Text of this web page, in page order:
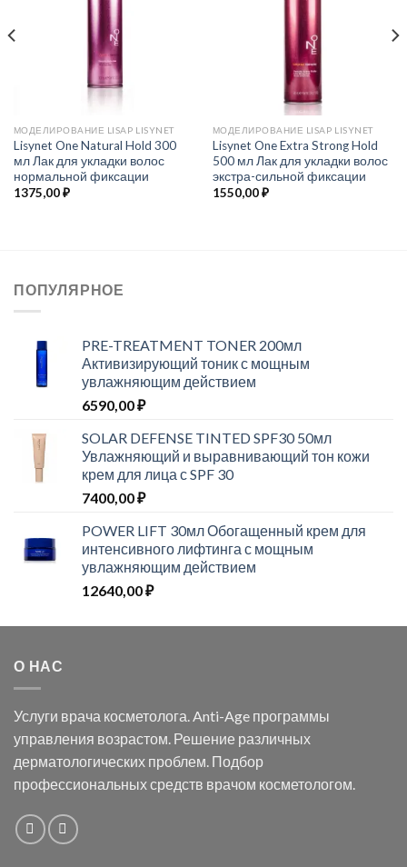
МОДЕЛИРОВАНИЕ LISAP LISYNET
Lisynet One Natural Hold 300
мл Лак для укладки волос
нормальной фиксации
1375,00₽
МОДЕЛИРОВАНИЕ LISAP LISYNET
Lisynet One Extra Strong Hold
500 мл Лак для укладки волос
экстра-сильной фиксации
1550,00₽
ПОПУЛЯРНОЕ
PRE-TREATMENT TONER 200мл
Активизирующий тоник с мощным
увлажняющим действием
6590,00₽
SOLAR DEFENSE TINTED SPF30 50мл
Увлажняющий и выравнивающий тон кожи
крем для лица с SPF 30
7400,00₽
POWER LIFT 30мл Обогащенный крем для
интенсивного лифтинга с мощным
увлажняющим действием
12640,00₽
О НАС
Услуги врача косметолога. Anti-Age программы
управления возрастом. Решение различных
дерматологических проблем. Подбор
профессиональных средств врачом косметологом.